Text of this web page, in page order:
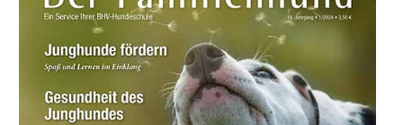
Formulare | Downloads
Dummykarten
Hoopersprüfung
Richtlinien
Prüfungstermine
Prüferliste